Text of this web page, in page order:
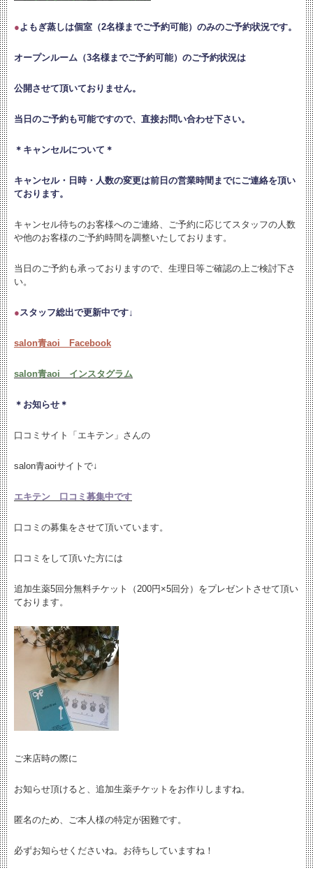
●よもぎ蒸しは個室（2名様までご予約可能）のみのご予約状況です。
オープンルーム（3名様までご予約可能）のご予約状況は
公開させて頂いておりません。
当日のご予約も可能ですので、直接お問い合わせ下さい。
＊キャンセルについて＊
キャンセル・日時・人数の変更は前日の営業時間までにご連絡を頂い
ております。
キャンセル待ちのお客様へのご連絡、ご予約に応じてスタッフの人数
や他のお客様のご予約時間を調整いたしております。
当日のご予約も承っておりますので、生理日等ご確認の上ご検討下さ
い。
●スタッフ総出で更新中です↓
salon青aoi Facebook
salon青aoi インスタグラム
＊お知らせ＊
口コミサイト「エキテン」さんの
salon青aoiサイトで↓
エキテン 口コミ募集中です
口コミの募集をさせて頂いています。
口コミをして頂いた方には
追加生薬5回分無料チケット（200円×5回分）をプレゼントさせて頂い
ております。
ご来店時の際に
お知らせ頂けると、追加生薬チケットをお作りしますね。
匿名のため、ご本人様の特定が困難です。
必ずお知らせくださいね。お待ちしていますね！